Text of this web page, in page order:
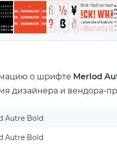
о шрифте Merlod
дизайнера и вендора-
Autre Bold
Autre Bold